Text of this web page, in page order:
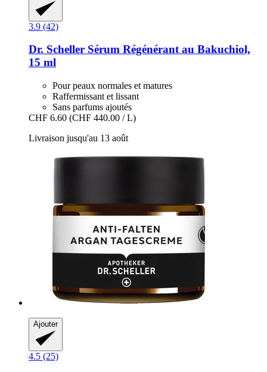
3.9 (42)
Dr. Scheller Sérum Régénérant au Bakuchiol,
15 ml
Pour peaux normales et matures
Raffermissant et lissant
Sans parfums ajoutés
CHF 6.60 (CHF 440.00 / L)
Livraison jusqu'au 13 août
Ajouter
4.5 (25)